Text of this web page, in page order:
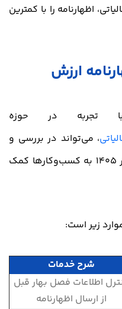
اظهارنامه را با کمترین
ارزش
تجربه در حوزه
، می‌تواند در بررسی و
ارسال اظهارنامه ارزش افزوده بهار 1405 به کسب‌وکارها کمک
زیر است:
شرح خدمات
اطلاعات فصل بهار قبل
از ارسال اظهارنامه